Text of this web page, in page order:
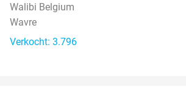
Walibi Belgium
Wavre
Verkocht: 3.796